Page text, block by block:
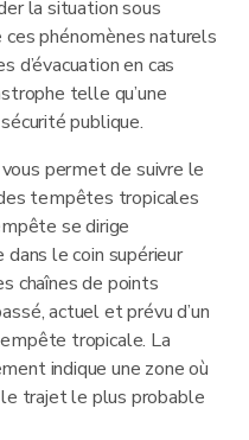
la situation sous
phénomènes naturels
d’évacuation en cas
telle qu’une
publique.
permet de suivre le
tempêtes tropicales
se dirige
dans le coin supérieur
chaînes de points
actuel et prévu d’un
tropicale. La
indique une zone où
le trajet le plus probable